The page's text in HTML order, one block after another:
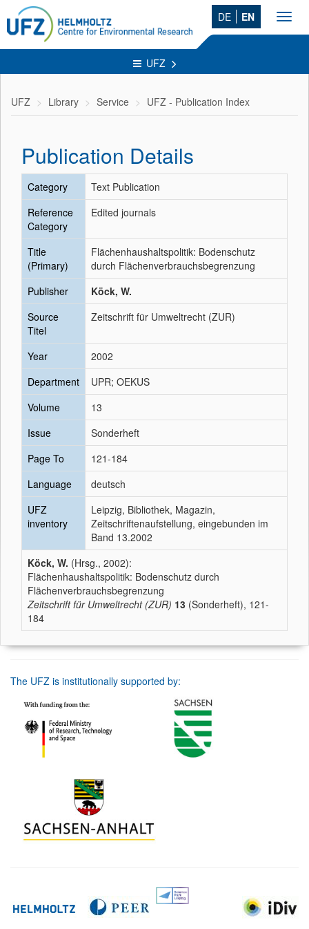
DE EN
UFZ
UFZ Library Service UFZ - Publication Index
Publication Details
Category
Text Publication
Reference
Category
Edited journals
Title
(Primary)
Flächenhaushaltspolitik: Bodenschutz
durch Flächenverbrauchsbegrenzung
Publisher
Köck, W.
Source
Titel
Zeitschrift für Umweltrecht (ZUR)
Year
2002
Department
UPR; OEKUS
Volume
13
Issue
Sonderheft
Page To
121-184
Language
deutsch
UFZ
inventory
Leipzig, Bibliothek, Magazin,
Zeitschriftenaufstellung, eingebunden im
Band 13.2002
Köck, W. (Hrsg., 2002):
Flächenhaushaltspolitik: Bodenschutz durch
Flächenverbrauchsbegrenzung
Zeitschrift für Umweltrecht (ZUR) 13 (Sonderheft), 121-
184
The UFZ is institutionally supported by: